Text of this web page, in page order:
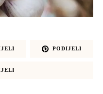
PODIJELI